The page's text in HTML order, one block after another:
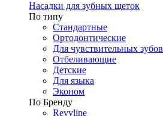
Насадки для зубных щеток
По типу
Стандартные
Ортодонтические
Для чувствительных зубов
Отбеливающие
Детские
Для языка
Эконом
По Бренду
Revyline